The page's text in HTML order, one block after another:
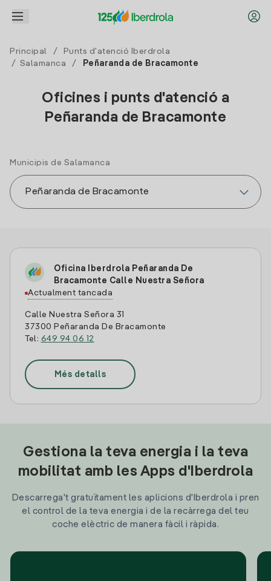
Principal /
Punts d'atenció Iberdrola
/ Salamanca / Peñaranda de Bracamonte
Oficines i punts d'atenció a
Peñaranda de Bracamonte
Municipis de Salamanca
Oficina Iberdrola Peñaranda De
Bracamonte Calle Nuestra Señora
Actualment tancada
Calle Nuestra Señora 31
37300 Peñaranda De Bracamonte
Tel: 649 94 06 12
Més detalls
Gestiona la teva energia i la teva
mobilitat amb les Apps d'Iberdrola
Descarrega't gratuïtament les aplicions d'Iberdrola i pren
el control de la teva energia i de la recàrrega del teu
coche elèctric de manera fàcil i ràpida.